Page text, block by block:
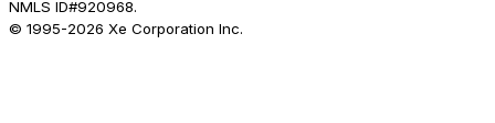
NMLS ID#920968.
© 1995-2026 Xe Corporation Inc.